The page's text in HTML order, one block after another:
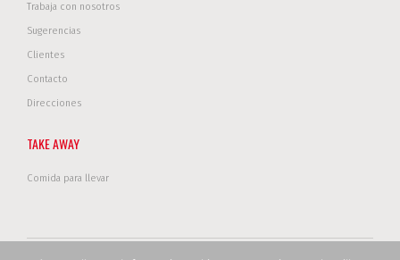
Trabaja con nosotros
Sugerencias
Clientes
Contacto
Direcciones
TAKE AWAY
Comida para llevar